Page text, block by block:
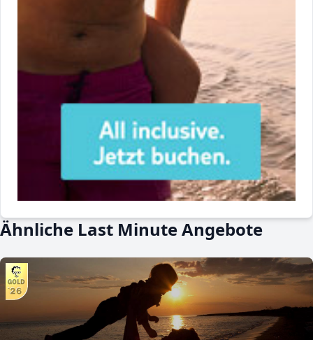
Ähnliche Last Minute Angebote